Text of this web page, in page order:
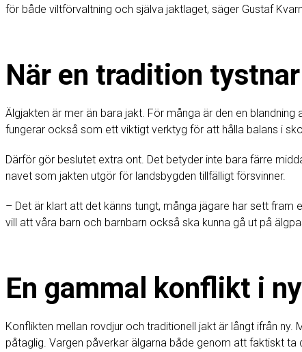
för både viltförvaltning och själva jaktlaget, säger Gustaf
När en tradition tystnar
Älgjakten är mer än bara jakt. För många är den en
fungerar också som ett viktigt verktyg för att hålla balans i
Därför gör beslutet extra ont. Det betyder inte bara färre
navet som jakten utgör för landsbygden tillfälligt försvinner.
– Det är klart att det känns tungt, många jägare har sett
vill att våra barn och barnbarn också ska kunna gå ut på
En gammal konflikt i
Konflikten mellan rovdjur och traditionell jakt är långt ifrån
påtaglig. Vargen påverkar älgarna både genom att faktiskt